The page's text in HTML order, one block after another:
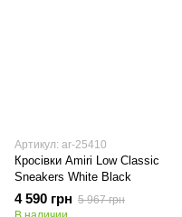
Артикул: ar-25410
Кросівки Amiri Low Classic
Sneakers White Black
4 590 грн 5 967 грн